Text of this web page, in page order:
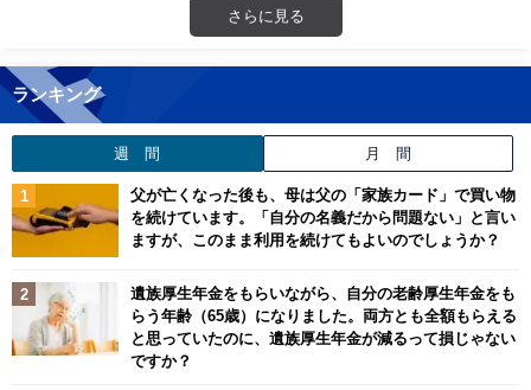
さらに見る
ランキング
週 間 月 間
父が亡くなった後も、母は父の「家族カード」で買い物
を続けています。「自分の名義だから問題ない」と言い
ますが、このまま利用を続けてもよいのでしょうか？
遺族厚生年金をもらいながら、自分の老齢厚生年金をも
らう年齢（65歳）になりました。両方とも全額もらえる
と思っていたのに、遺族厚生年金が減るって損じゃない
ですか？